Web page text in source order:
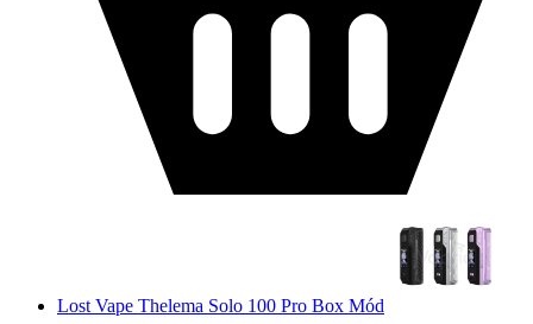
Lost Vape Thelema Solo 100 Pro Box Mód